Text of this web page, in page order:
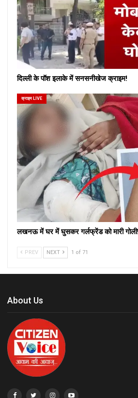
दिल्ली के पॉश इलाके में सनसनीखेज क्राइम!
क्राइम LIVE
लखनऊ में घर में घुसकर गर्लफ्रेंड को मारी
PREV NEXT 1 of 71
About Us